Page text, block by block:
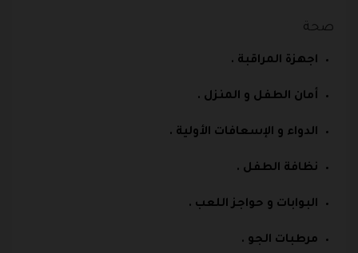
صحة
اجهزة المراقبة .
أمان الطفل و المنزل .
الدواء و الإسعافات الأولية .
نظافة الطفل .
البوابات و حواجز اللعب .
مرطبات الجو .